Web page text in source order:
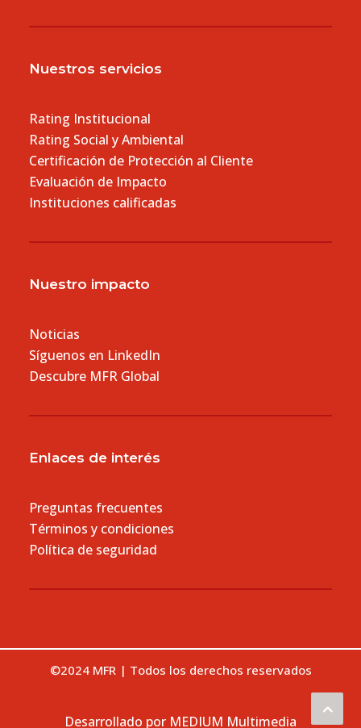
Nuestros servicios
Rating Institucional
Rating Social y Ambiental
Certificación de Protección al Cliente
Evaluación de Impacto
Instituciones calificadas
Nuestro impacto
Noticias
Síguenos en LinkedIn
Descubre MFR Global
Enlaces de interés
Preguntas frecuentes
Términos y condiciones
Política de seguridad
©2024 MFR | Todos los derechos reservados
Desarrollado por MEDIUM Multimedia